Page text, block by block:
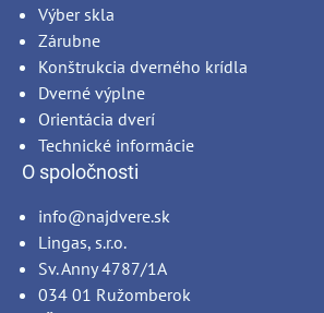
Výber skla
Zárubne
Konštrukcia dverného krídla
Dverné výplne
Orientácia dverí
Technické informácie
O spoločnosti
info@najdvere.sk
Lingas, s.r.o.
Sv. Anny 4787/1A
034 01 Ružomberok